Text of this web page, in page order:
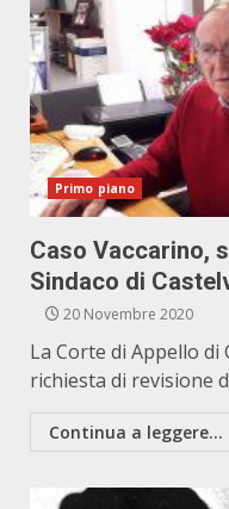
Primo piano
Caso Vaccarino,
Sindaco di
20 Novembre 2020
La Corte di Appello di
richiesta di revisione
Continua a leggere...